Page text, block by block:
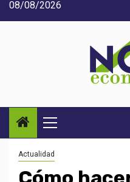
Saltar
al
08/08/2026
Menú
principal
Actualidad